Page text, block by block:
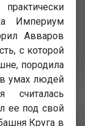
Империум
Авваров
с которой
породила
умах людей
ее под свой
Круга в